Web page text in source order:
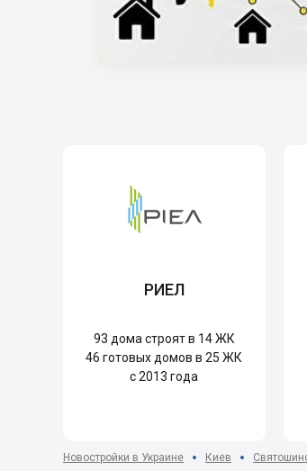
РИЕЛ
93 дома строят в 14 ЖК
46 готовых домов в 25 ЖК
с 2013 года
Новостройки в Украине Киев